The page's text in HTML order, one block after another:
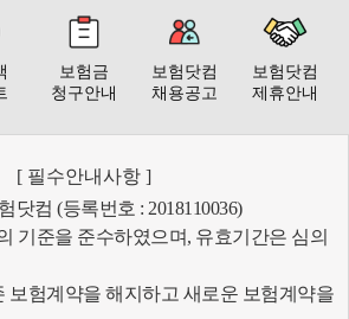
보험금
청구안내
보험닷컴
채용공고
보험닷컴
제휴안내
[ 필수안내사항 ]
컴 (등록번호 : 2018110036)
기준을 준수하였으며, 유효기간은 심의
험계약을 해지하고 새로운 보험계약을